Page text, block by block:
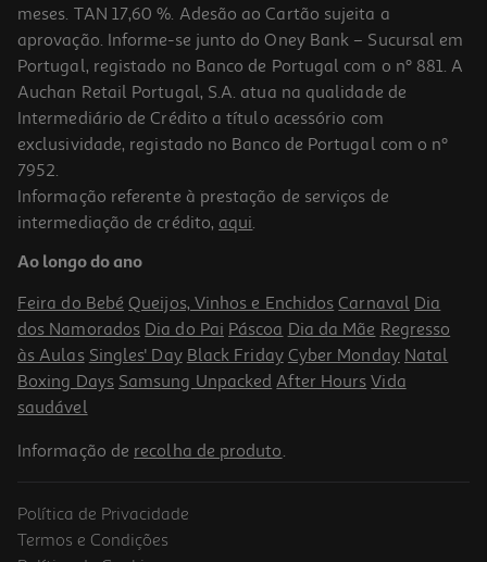
-31%
Lençol De Cima Actuel Bege 100% Algodão 240x280cm
12.5 €/un
12,50 €
Promoção
-25%
meses. TAN 17,60 %. Adesão ao Cartão sujeita a
aprovação. Informe-se junto do Oney Bank – Sucursal em
Portugal, registado no Banco de Portugal com o nº 881. A
Auchan Retail Portugal, S.A. atua na qualidade de
Intermediário de Crédito a título acessório com
exclusividade, registado no Banco de Portugal com o nº
7952.
Informação referente à prestação de serviços de
intermediação de crédito, aqui.
Ao longo do ano
Feira do Bebé Queijos, Vinhos e Enchidos Carnaval Dia
dos Namorados Dia do Pai Páscoa Dia da Mãe Regresso
às Aulas Singles' Day Black Friday Cyber Monday Natal
Boxing Days Samsung Unpacked After Hours Vida
saudável
Informação de recolha de produto.
Política de Privacidade
Termos e Condições